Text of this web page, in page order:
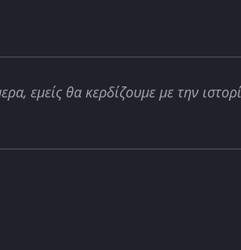
εμείς θα κερδίζουμε με την